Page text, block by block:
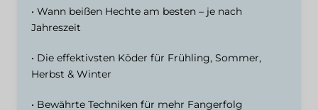
• Wann beißen Hechte am besten – je nach
Jahreszeit
• Die effektivsten Köder für Frühling, Sommer,
Herbst & Winter
• Bewährte Techniken für mehr Fangerfolg